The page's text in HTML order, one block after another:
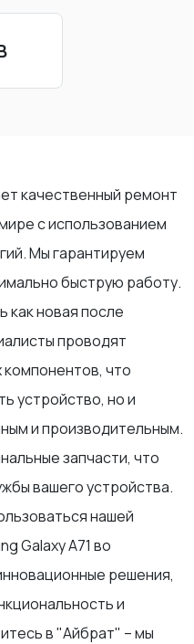
качественный ремонт
с использованием
Мы гарантируем
быструю работу.
как новая после
проводят
компонентов, что
устройство, но и
и производительным.
запчасти, что
вашего устройства.
нашей
Galaxy A71 во
решения,
и
в "Айбрат" – мы